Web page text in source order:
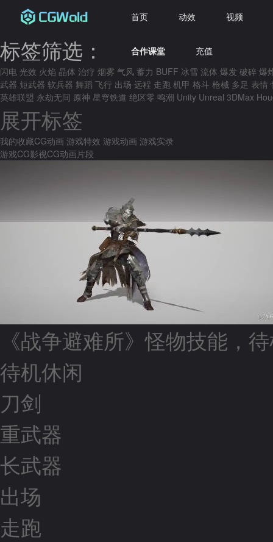
首页 动效 视频
合作课堂 充值
标签筛选：
闪电 光效 火焰 晶体 治疗 烟雾 气风 蓄力 BUFF 冰雪 流体 爆发 破碎 爆
武器 短武器 软兵器 舞蹈 飞行 出场 远程 走跑 机甲 格斗 枪械 多足 表情
英雄联盟 永劫无间 原神 星穹铁道 绝区零 鸣潮 Unity Unreal 3DMax
展开标签
我的收藏CG动画 游戏特效 游戏动画 游戏实录
游戏CG影视CG动画片段
《战争避难所》怪物技能，
待机休闲
刀剑
重武器
长武器
出场
走跑